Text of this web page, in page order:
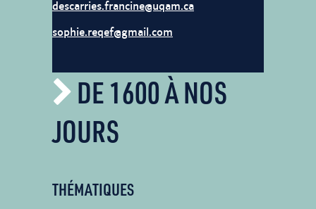
descarries.francine@uqam.ca
sophie.reqef@gmail.com
DE 1600 À NOS
JOURS
THÉMATIQUES